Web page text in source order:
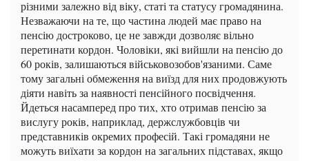
різними залежно від віку, статі та статусу громадянина.
Незважаючи на те, що частина людей має право на
пенсію достроково, це не завжди дозволяє вільно
перетинати кордон. Чоловіки, які вийшли на пенсію до
60 років, залишаються військовозобов'язаними. Саме
тому загальні обмеження на виїзд для них продовжують
діяти навіть за наявності пенсійного посвідчення.
Йдеться насамперед про тих, хто отримав пенсію за
вислугу років, наприклад, держслужбовців чи
представників окремих професій. Такі громадяни не
можуть виїхати за кордон на загальних підставах, якщо